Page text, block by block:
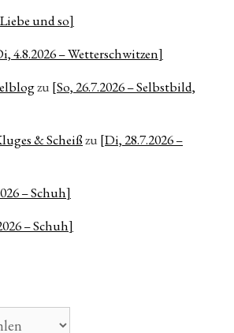
und so]
4.8.2026 – Wetterschwitzen]
zu [So, 26.7.2026 – Selbstbild,
& Scheißzu [Di, 28.7.2026 –
– Schuh]
– Schuh]